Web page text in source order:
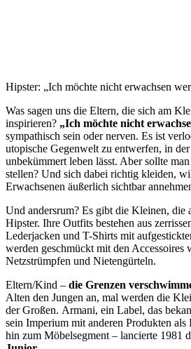
Hipster: „Ich möchte nicht erwachsen
Was sagen uns die Eltern, die sich am
inspirieren? „Ich möchte nicht
sympathisch sein oder nerven. Es ist
utopische Gegenwelt zu entwerfen, in
unbekümmert leben lässt. Aber sollte
stellen? Und sich dabei richtig kleiden,
Erwachsenen äußerlich sichtbar
Und andersrum? Es gibt die Kleinen, die
Hipster. Ihre Outfits bestehen aus
Lederjacken und T-Shirts mit
werden geschmückt mit den Accessoires
Netzstrümpfen und Nietengürteln.
Eltern/Kind – die Grenzen
Alten den Jungen an, mal werden die
der Großen. Armani, ein Label, das
sein Imperium mit anderen Produkten
hin zum Möbelsegment – lancierte 1981